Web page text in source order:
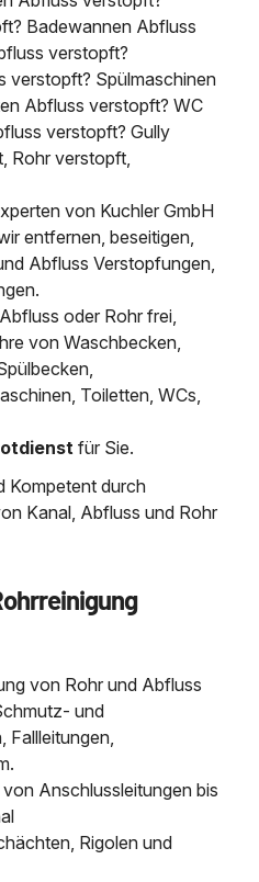
Badewannen Abfluss
verstopft?
verstopft? Spülmaschinen
Abfluss verstopft? WC
verstopft? Gully
Rohr verstopft,
von Kuchler GmbH
entfernen, beseitigen,
Abfluss Verstopfungen,
oder Rohr frei,
von Waschbecken,
Toiletten, WCs,
für Sie.
Kompetent durch
Kanal, Abfluss und Rohr
von Rohr und Abfluss
und
Fallleitungen,
Anschlussleitungen bis
Rigolen und